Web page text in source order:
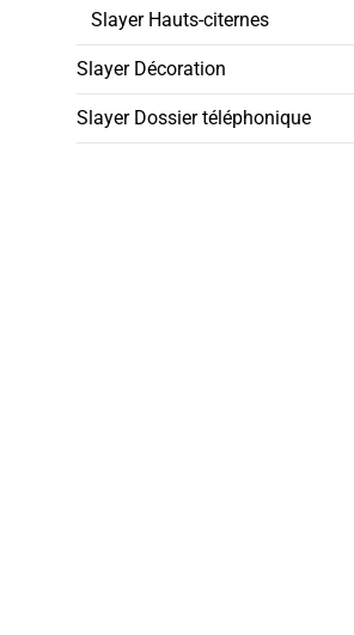
Slayer Hauts-citernes
Slayer Décoration
Slayer Dossier téléphonique